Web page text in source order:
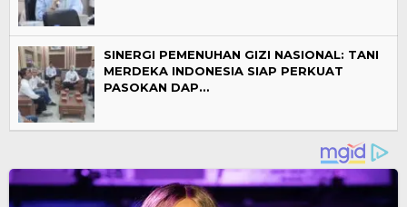
SINERGI PEMENUHAN GIZI NASIONAL: TANI
MERDEKA INDONESIA SIAP PERKUAT
PASOKAN DAP…